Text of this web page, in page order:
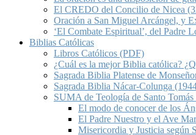
El CREDO del Concilio de Nicea
Oración a San Miguel Arcángel, y
‘El Combate Espiritual’, del Padre
Biblias Católicas
Libros Católicos (PDF)
¿Cuál es la mejor Biblia católica?
Sagrada Biblia Platense de
Sagrada Biblia Nácar-Colunga
SUMA de Teología de Santo
El modo de conocer de los
El Padre Nuestro y el Ave
Misericordia y Justicia según